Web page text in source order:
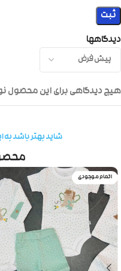
دیدگاهها
هیچ دیدگاهی برای این
شاید بهتر باشد به
اتمام موجودی